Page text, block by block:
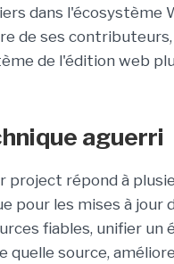
dans l'écosystème
de ses contributeurs,
de l'édition web
aguerri
project répond à
pour les mises à jour
fiables, unifier un
source,